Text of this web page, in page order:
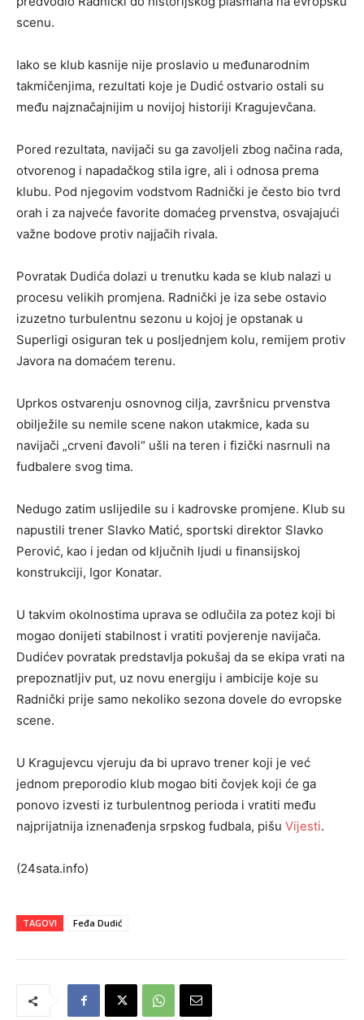
scenu.
Iako se klub kasnije nije proslavio u međunarodnim
takmičenjima, rezultati koje je Dudić ostvario ostali su
među najznačajnijim u novijoj historiji Kragujevčana.
Pored rezultata, navijači su ga zavoljeli zbog načina rada,
otvorenog i napadačkog stila igre, ali i odnosa prema
klubu. Pod njegovim vodstvom Radnički je često bio tvrd
orah i za najveće favorite domaćeg prvenstva, osvajajući
važne bodove protiv najjačih rivala.
Povratak Dudića dolazi u trenutku kada se klub nalazi u
procesu velikih promjena. Radnički je iza sebe ostavio
izuzetno turbulentnu sezonu u kojoj je opstanak u
Superligi osiguran tek u posljednjem kolu, remijem protiv
Javora na domaćem terenu.
Uprkos ostvarenju osnovnog cilja, završnicu prvenstva
obilježile su nemile scene nakon utakmice, kada su
navijači „crveni đavoli“ ušli na teren i fizički nasrnuli na
fudbalere svog tima.
Nedugo zatim uslijedile su i kadrovske promjene. Klub su
napustili trener Slavko Matić, sportski direktor Slavko
Perović, kao i jedan od ključnih ljudi u finansijskoj
konstrukciji, Igor Konatar.
U takvim okolnostima uprava se odlučila za potez koji bi
mogao donijeti stabilnost i vratiti povjerenje navijača.
Dudićev povratak predstavlja pokušaj da se ekipa vrati na
prepoznatljiv put, uz novu energiju i ambicije koje su
Radnički prije samo nekoliko sezona dovele do evropske
scene.
U Kragujevcu vjeruju da bi upravo trener koji je već
jednom preporodio klub mogao biti čovjek koji će ga
ponovo izvesti iz turbulentnog perioda i vratiti među
najprijatnija iznenađenja srpskog fudbala, pišu Vijesti.
(24sata.info)
TAGOVI Feđa Dudić